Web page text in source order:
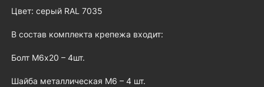
Цвет: серый RAL 7035
В состав комплекта крепежа входит:
Болт М6х20 – 4шт.
Шайба металлическая М6 – 4 шт.